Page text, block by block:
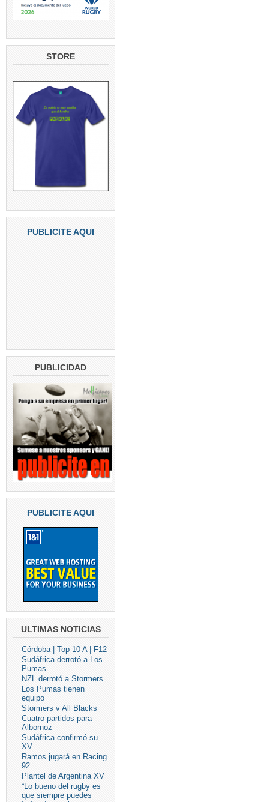
STORE
PUBLICITE AQUI
PUBLICIDAD
PUBLICITE AQUI
ULTIMAS NOTICIAS
Córdoba | Top 10 A | F12
Sudáfrica derrotó a Los
Pumas
NZL derrotó a Stormers
Los Pumas tienen
equipo
Stormers v All Blacks
Cuatro partidos para
Albornoz
Sudáfrica confirmó su
XV
Ramos jugará en Racing
92
Plantel de Argentina XV
“Lo bueno del rugby es
que siempre puedes